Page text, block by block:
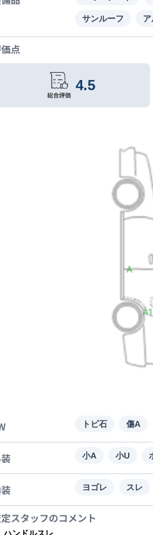
サンルーフ
点
4.5
トビ石 傷A
小A 小U
ヨゴレ スレ
スタッフのコメント
ハンドルスレ